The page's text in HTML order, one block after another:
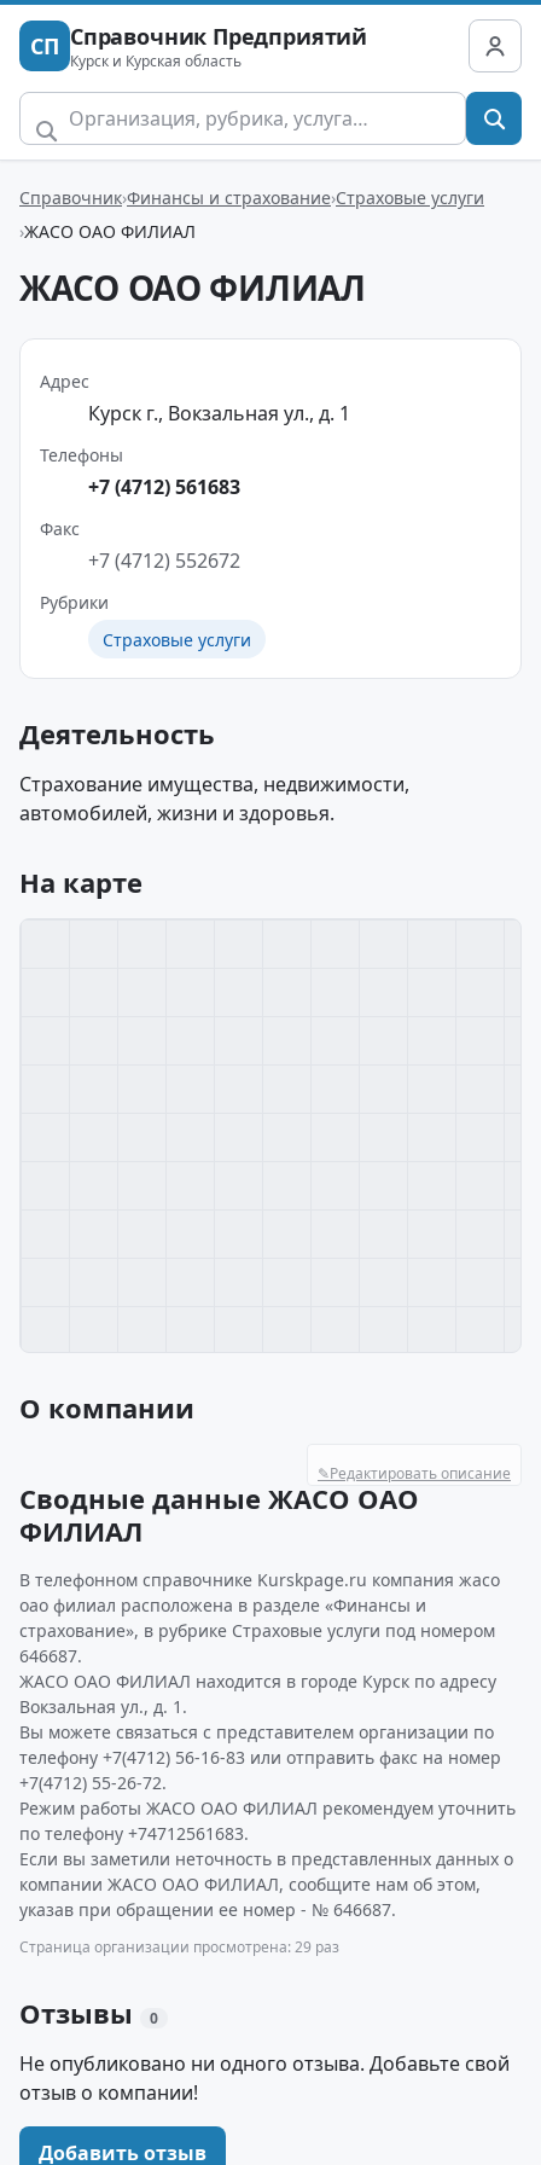
СП Справочник Предприятий
Курск и Курская область
Справочник Финансы и страхование Страховые услуги
ЖАСО ОАО ФИЛИАЛ
ЖАСО ОАО ФИЛИАЛ
Адрес
Курск г., Вокзальная ул., д. 1
Телефоны
+7 (4712) 561683
Факс
+7 (4712) 552672
Рубрики
Страховые услуги
Деятельность
Страхование имущества, недвижимости,
автомобилей, жизни и здоровья.
На карте
О компании
✎Редактировать описание
Сводные данные ЖАСО ОАО
ФИЛИАЛ
В телефонном справочнике Kurskpage.ru компания жасо
оао филиал расположена в разделе «Финансы и
страхование», в рубрике Страховые услуги под номером
646687.
ЖАСО ОАО ФИЛИАЛ находится в городе Курск по адресу
Вокзальная ул., д. 1.
Вы можете связаться с представителем организации по
телефону +7(4712) 56-16-83 или отправить факс на номер
+7(4712) 55-26-72.
Режим работы ЖАСО ОАО ФИЛИАЛ рекомендуем уточнить
по телефону +74712561683.
Если вы заметили неточность в представленных данных о
компании ЖАСО ОАО ФИЛИАЛ, сообщите нам об этом,
указав при обращении ее номер - № 646687.
Страница организации просмотрена: 29 раз
Отзывы 0
Не опубликовано ни одного отзыва. Добавьте свой
отзыв о компании!
Добавить отзыв